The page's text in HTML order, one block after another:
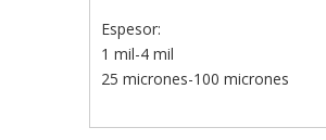
Espesor:
1 mil-4 mil
25 micrones-100 micrones